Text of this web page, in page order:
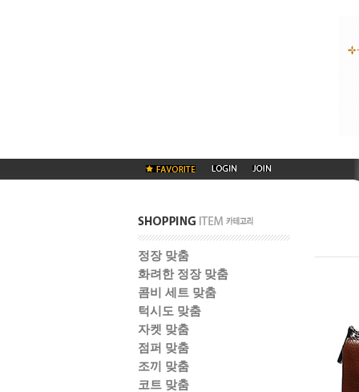
정장 맞춤
화려한 정장 맞춤
콤비 세트 맞춤
턱시도 맞춤
자켓 맞춤
점퍼 맞춤
조끼 맞춤
코트 맞춤